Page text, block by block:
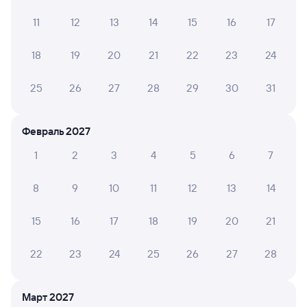
10 Татьяна Б.
Аккуратно, чисто, удобно
МАЙЯ М.
29 июля 2026 • Поезд 014Е «Южный Урал»
предложили блинчики с ветчиной или сырники на
Проводник Максим приятный человек. Единственно, с
утра промокли под дождем, перед посадкой, а в купе...
Читать полностью
10 НАДЕЖДА Х.
11 12 13 14 15 16 17
18 19 20 21 22 23 24
25 26 27 28 29 30 31
Февраль 2027
1
2 3 4 5 6 7
8 9 10 11 12 13 14
15 16 17 18 19 20 21
22 23 24 25 26 27 28
Март 2027